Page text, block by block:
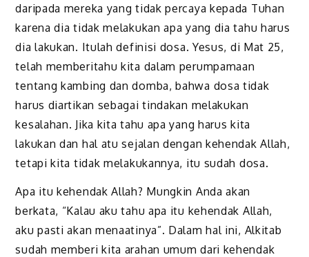
daripada mereka yang tidak percaya kepada Tuhan
karena dia tidak melakukan apa yang dia tahu harus
dia lakukan. Itulah definisi dosa. Yesus, di Mat 25,
telah memberitahu kita dalam perumpamaan
tentang kambing dan domba, bahwa dosa tidak
harus diartikan sebagai tindakan melakukan
kesalahan. Jika kita tahu apa yang harus kita
lakukan dan hal atu sejalan dengan kehendak Allah,
tetapi kita tidak melakukannya, itu sudah dosa.
Apa itu kehendak Allah? Mungkin Anda akan
berkata, “Kalau aku tahu apa itu kehendak Allah,
aku pasti akan menaatinya”. Dalam hal ini, Alkitab
sudah memberi kita arahan umum dari kehendak